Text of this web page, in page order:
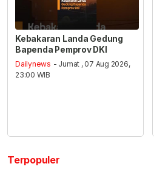
Kebakaran Landa Gedung
Bapenda Pemprov DKI
Dailynews - Jumat , 07 Aug 2026,
23:00 WIB
Terpopuler